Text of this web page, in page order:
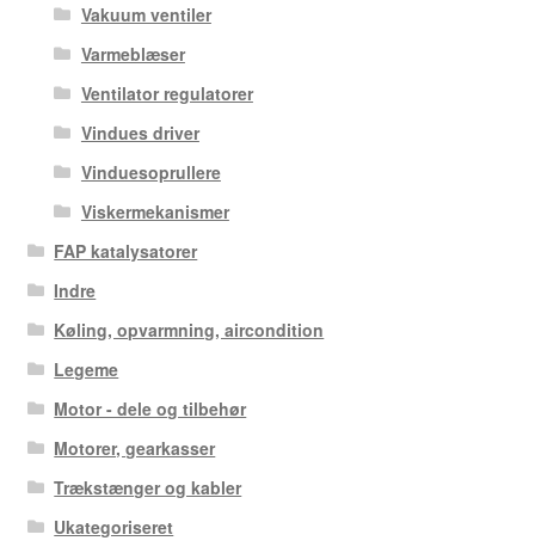
Vakuum ventiler
Varmeblæser
Ventilator regulatorer
Vindues driver
Vinduesoprullere
Viskermekanismer
FAP katalysatorer
Indre
Køling, opvarmning, aircondition
Legeme
Motor - dele og tilbehør
Motorer, gearkasser
Trækstænger og kabler
Ukategoriseret